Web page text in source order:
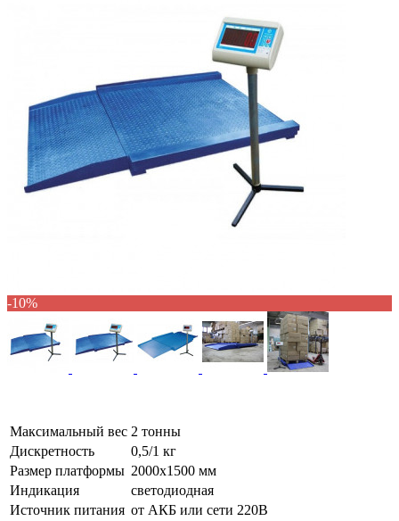
-10%
Максимальный вес 2 тонны
Дискретность
0,5/1 кг
Размер платформы 2000х1500 мм
Индикация
светодиодная
Источник питания от АКБ или сети 220В